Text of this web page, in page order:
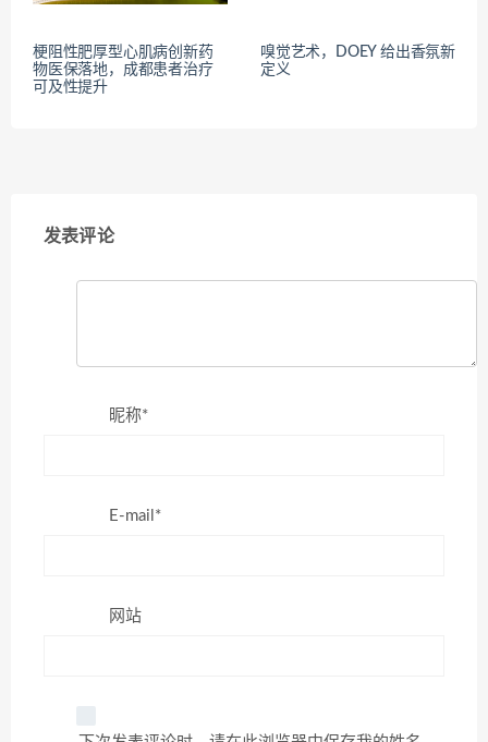
梗阻性肥厚型心肌病创新药
物医保落地，成都患者治疗
可及性提升
嗅觉艺术，DOEY 给出香氛新
定义
发表评论
昵称*
E-mail*
网站